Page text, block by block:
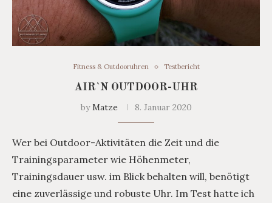
Fitness & Outdooruhren Testbericht
AIR`N OUTDOOR-UHR
byMatze 8. Januar 2020
Wer bei Outdoor-Aktivitäten die Zeit und die
Trainingsparameter wie Höhenmeter,
Trainingsdauer usw. im Blick behalten will, benötigt
eine zuverlässige und robuste Uhr. Im Test hatte ich